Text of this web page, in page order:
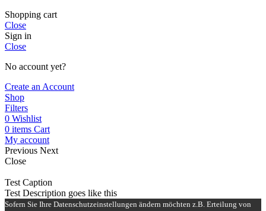
Shopping cart
Close
Sign in
Close
No account yet?
Create an Account
Shop
Filters
0 Wishlist
0 items Cart
My account
Previous Next
Close
Test Caption
Test Description goes like this
Sofern Sie Ihre Datenschutzeinstellungen ändern möchten z.B. Erteilung von